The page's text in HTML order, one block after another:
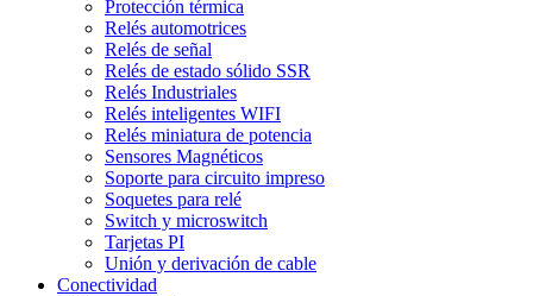
Protección térmica
Relés automotrices
Relés de señal
Relés de estado sólido SSR
Relés Industriales
Relés inteligentes WIFI
Relés miniatura de potencia
Sensores Magnéticos
Soporte para circuito impreso
Soquetes para relé
Switch y microswitch
Tarjetas PI
Unión y derivación de cable
Conectividad